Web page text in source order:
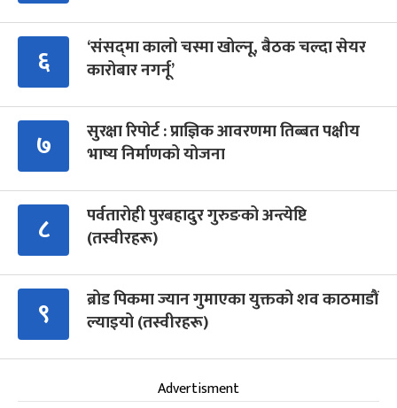
६
‘संसद्‍मा कालो चस्मा खोल्नू, बैठक चल्दा सेयर
कारोबार नगर्नू’
७
सुरक्षा रिपोर्ट : प्राज्ञिक आवरणमा तिब्बत पक्षीय
भाष्य निर्माणको योजना
८
पर्वतारोही पुरबहादुर गुरुङको अन्त्येष्टि
(तस्वीरहरू)
९
ब्रोड पिकमा ज्यान गुमाएका युक्तको शव काठमाडौं
ल्याइयो (तस्वीरहरू)
Advertisment